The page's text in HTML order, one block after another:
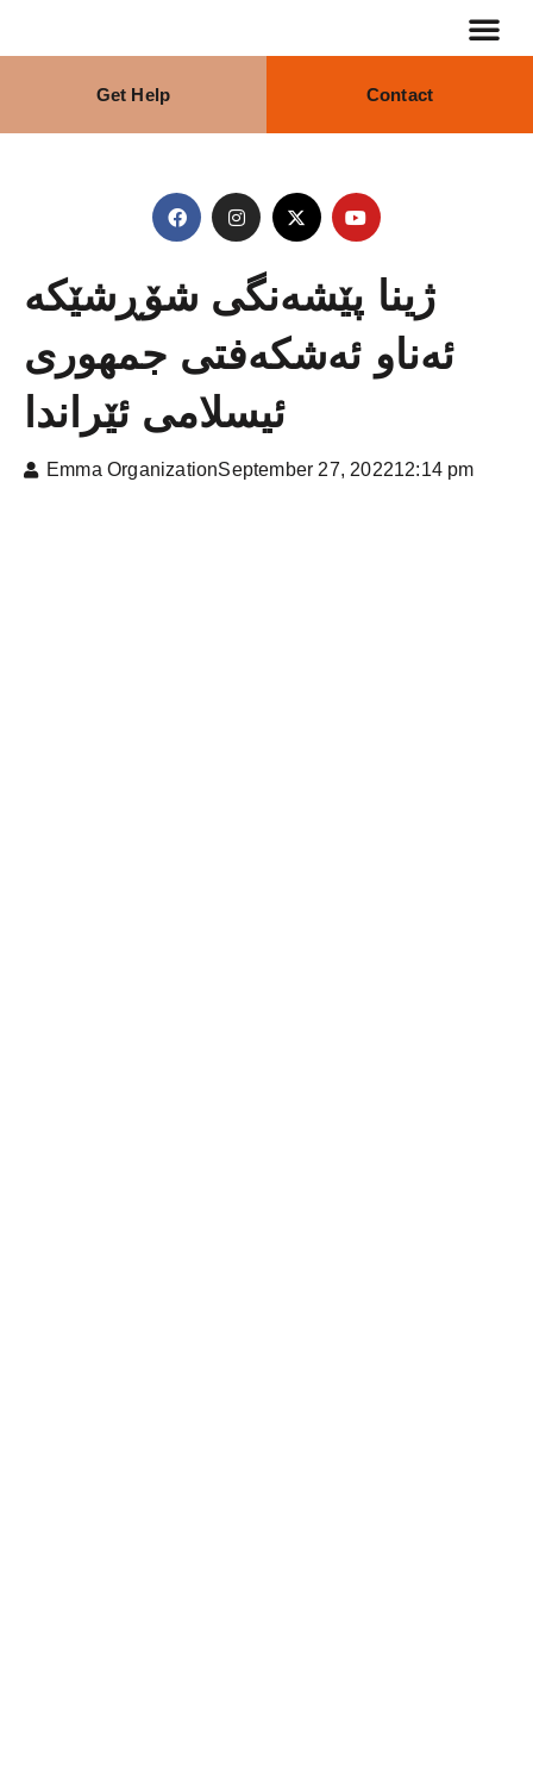
Get Help Contact
ژینا پێشەنگی شۆڕشێکە
ئەناو ئەشکەفتی جمھوری
ئیسلامی ئێراندا
Emma OrganizationSeptember 27, 202212:14 pm